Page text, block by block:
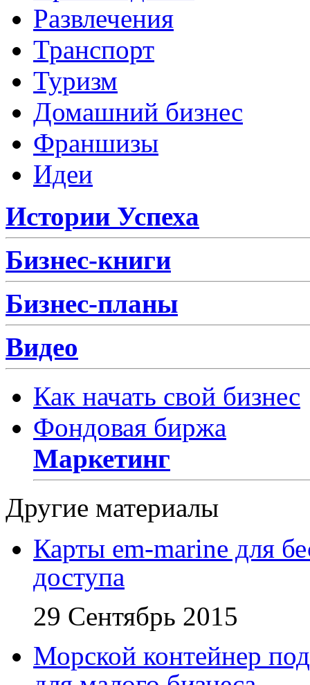
Развлечения
Транспорт
Туризм
Домашний бизнес
Франшизы
Идеи
Истории Успеха
Бизнес-книги
Бизнес-планы
Видео
Как начать свой бизнес
Фондовая биржа
Маркетинг
Другие материалы
Карты em-marine для
доступа
29 Сентябрь 2015
Морской контейнер